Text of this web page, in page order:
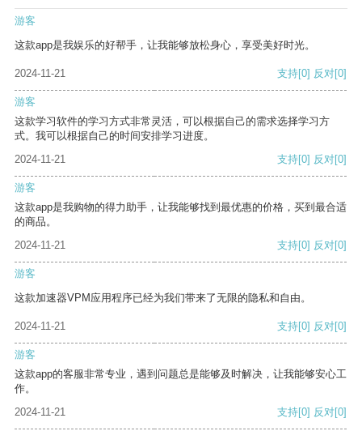
游客
这款app是我娱乐的好帮手，让我能够放松身心，享受美好时光。
2024-11-21 支持[0] 反对[0]
游客
这款学习软件的学习方式非常灵活，可以根据自己的需求选择学习方
式。我可以根据自己的时间安排学习进度。
2024-11-21
支持[0] 反对[0]
游客
这款app是我购物的得力助手，让我能够找到最优惠的价格，买到最合适
的商品。
2024-11-21
支持[0] 反对[0]
游客
这款加速器VPM应用程序已经为我们带来了无限的隐私和自由。
2024-11-21 支持[0] 反对[0]
游客
这款app的客服非常专业，遇到问题总是能够及时解决，让我能够安心工
作。
2024-11-21
支持[0] 反对[0]